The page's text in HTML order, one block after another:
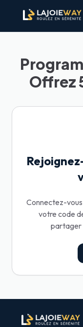
Offrez
Connectez-
votre code
partager